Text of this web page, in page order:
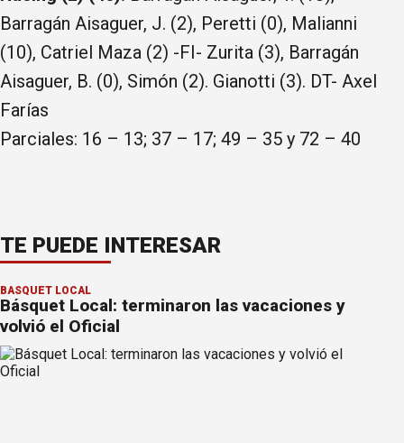
Barragán Aisaguer, J. (2), Peretti (0), Malianni
(10), Catriel Maza (2) -FI- Zurita (3), Barragán
Aisaguer, B. (0), Simón (2). Gianotti (3). DT- Axel
Farías
Parciales: 16 – 13; 37 – 17; 49 – 35 y 72 – 40
TE PUEDE INTERESAR
BÁSQUET LOCAL
Básquet Local: terminaron las vacaciones y
volvió el Oficial